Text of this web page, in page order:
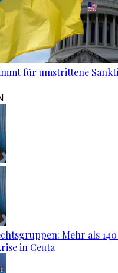
für umstrittene
Mehr als 140
in Ceuta